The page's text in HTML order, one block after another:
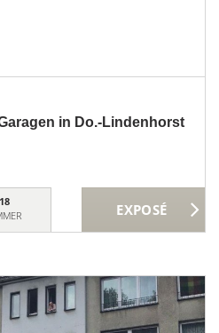
in Do.-Lindenhorst
18